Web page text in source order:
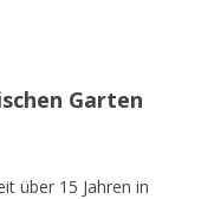
Garten
über 15 Jahren in